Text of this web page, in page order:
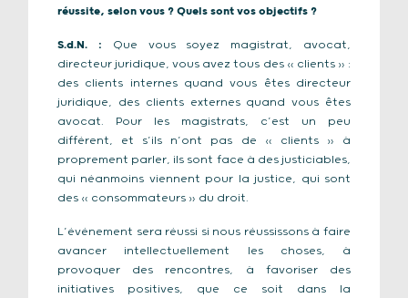
réussite, selon vous ? Quels sont vos objectifs ?
S.d.N. : Que vous soyez magistrat, avocat,
directeur juridique, vous avez tous des « clients » :
des clients internes quand vous êtes directeur
juridique, des clients externes quand vous êtes
avocat. Pour les magistrats, c’est un peu
différent, et s’ils n’ont pas de « clients » à
proprement parler, ils sont face à des justiciables,
qui néanmoins viennent pour la justice, qui sont
des « consommateurs » du droit.
L’événement sera réussi si nous réussissons à faire
avancer intellectuellement les choses, à
provoquer des rencontres, à favoriser des
initiatives positives, que ce soit dans la